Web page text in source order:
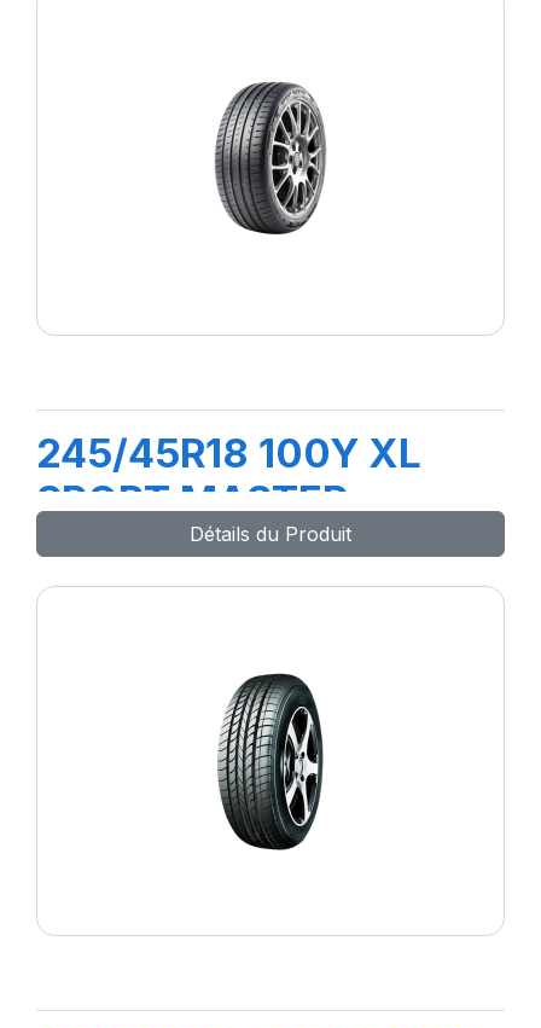
245/45R18 100Y XL
SPORT MASTER
Détails du Produit